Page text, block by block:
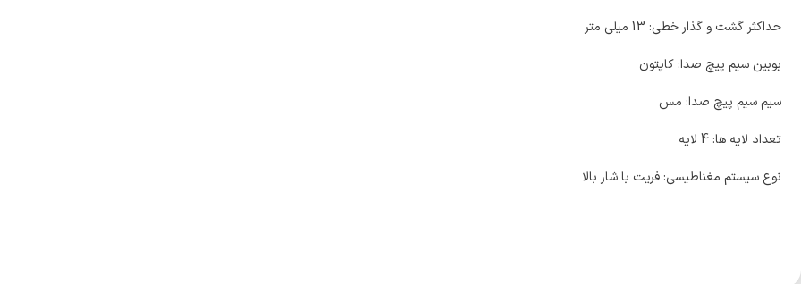
حداکثر گشت و گذار خطی: 13 میلی متر
بوبین سیم پیچ صدا: کاپتون
سیم سیم پیچ صدا: مس
تعداد لایه ها: 4 لایه
نوع سیستم مغناطیسی: فریت با شار بالا